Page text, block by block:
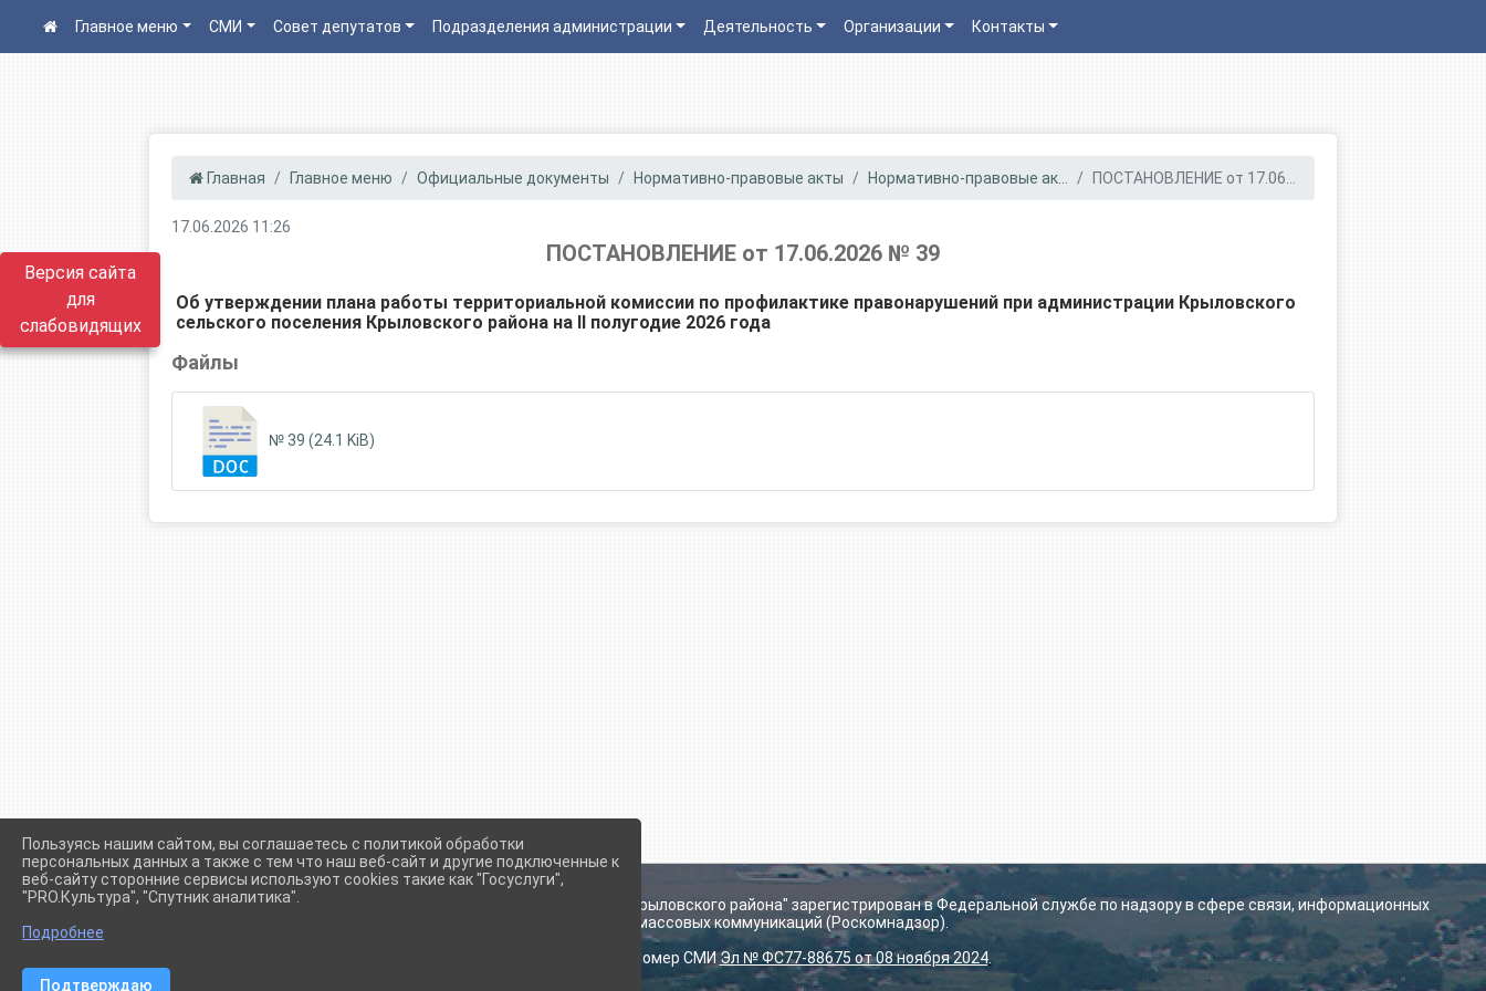
Версия сайта
для
слабовидящих
Главное меню СМИ Совет депутатов Подразделения администрации Деятельность Организации Контакты
Главная Главное меню Официальные документы Нормативно-правовые акты Нормативно-правовые ак... ПОСТАНОВЛЕНИЕ от 17.06...
17.06.2026 11:26
ПОСТАНОВЛЕНИЕ от 17.06.2026 № 39
Об утверждении плана работы территориальной комиссии по профилактике правонарушений при администрации Крыловского
сельского поселения Крыловского района на II полугодие 2026 года
Файлы
№ 39 (24.1 KiB)
Сетевое издание (сайт) "Администрации Крыловского сельского поселения Крыловского района" зарегистрирован в Федеральной службе по надзору в сфере связи, информационных
технологий и массовых коммуникаций (Роскомнадзор).
Регистрационный номер СМИЭл № ФС77-88675 от 08 ноября 2024.
Пользуясь нашим сайтом, вы соглашаетесь с политикой обработки
персональных данных а также с тем что наш веб-сайт и другие подключенные к
веб-сайту сторонние сервисы используют cookies такие как "Госуслуги",
"PRO.Культура", "Спутник аналитика".
Подробнее
Подтверждаю